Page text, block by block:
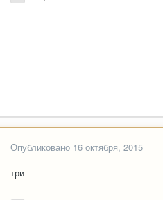
Опубликовано 16 октября, 2015
три